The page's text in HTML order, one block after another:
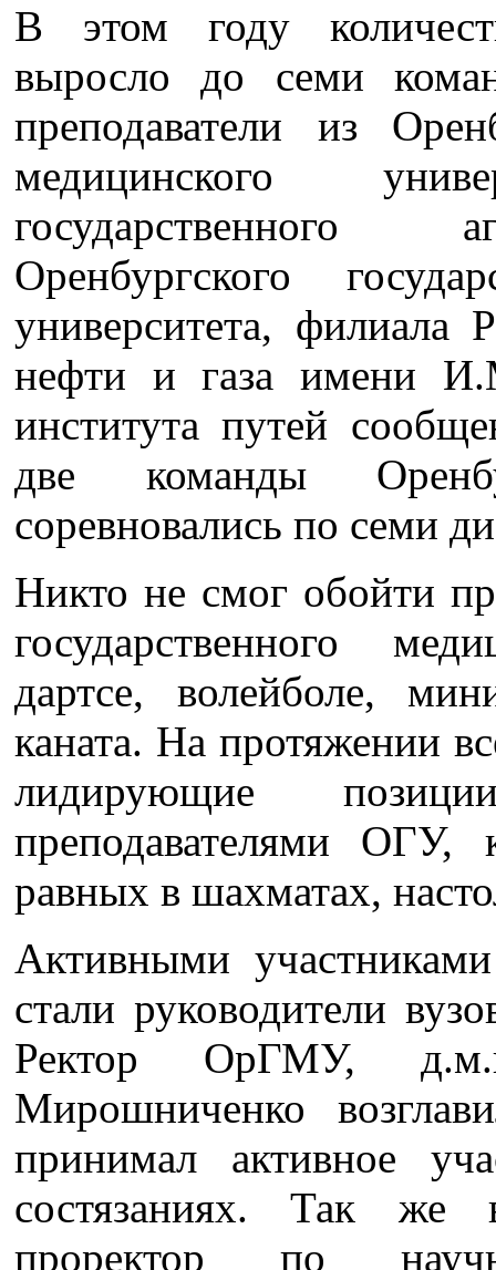
В этом году
выросло до семи
преподаватели из
медицинского
государственного
Оренбургского
университета, филиала
нефти и газа имени
института путей
две команды
соревновались по семи
Никто не смог обойти
государственного
дартсе, волейболе,
каната. На протяжении
лидирующие
преподавателями ОГУ,
равных в шахматах,
Активными
стали руководители
Ректор ОрГМУ,
Мирошниченко
принимал активное
состязаниях. Так же
проректор по